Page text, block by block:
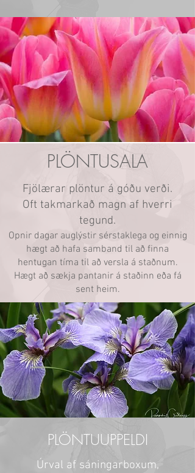
PLÖNTUSALA
Fjölærar plöntur á góðu verði.
Oft takmarkað magn af hverri
tegund.
Opnir dagar auglýstir sérstaklega og einnig
hægt að hafa samband til að finna
hentugan tíma til að versla á staðnum.
Hægt að sækja pantanir á staðinn eða fá
sent heim.
PLÖNTUUPPELDI
Úrval af sáningarboxum,